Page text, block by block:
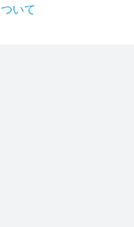
いて